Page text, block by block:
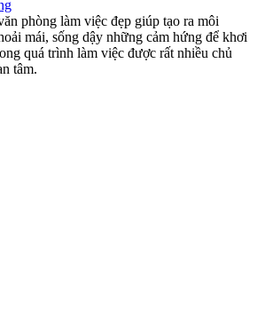
phòng làm việc đẹp giúp tạo ra môi
mái, sống dậy những cảm hứng để khơi
quá trình làm việc được rất nhiều chủ
tâm.